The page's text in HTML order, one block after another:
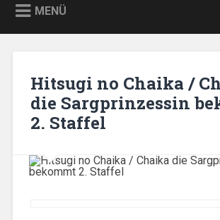
MENÜ
Hitsugi no Chaika /
die Sargprinzessin
2. Staffel